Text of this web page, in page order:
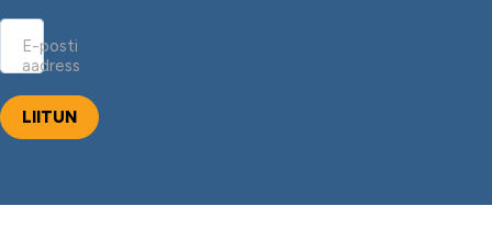
E-posti
aadress